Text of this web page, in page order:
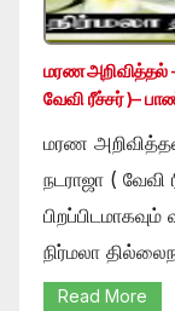
மரண அறிவித்தல் –
வேவி ரீச்சர் )–
மரண
நடராஜா ( வேவி
நிர்மலா
Read More